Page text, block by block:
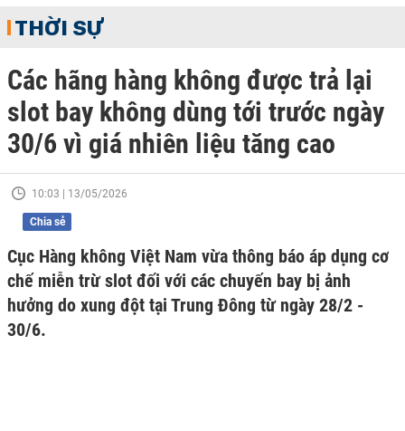
THỜI SỰ
Các hãng hàng không được trả lại
slot bay không dùng tới trước ngày
30/6 vì giá nhiên liệu tăng cao
10:03 | 13/05/2026
Chia sẻ
Cục Hàng không Việt Nam vừa thông báo áp dụng cơ
chế miễn trừ slot đối với các chuyến bay bị ảnh
hưởng do xung đột tại Trung Đông từ ngày 28/2 -
30/6.